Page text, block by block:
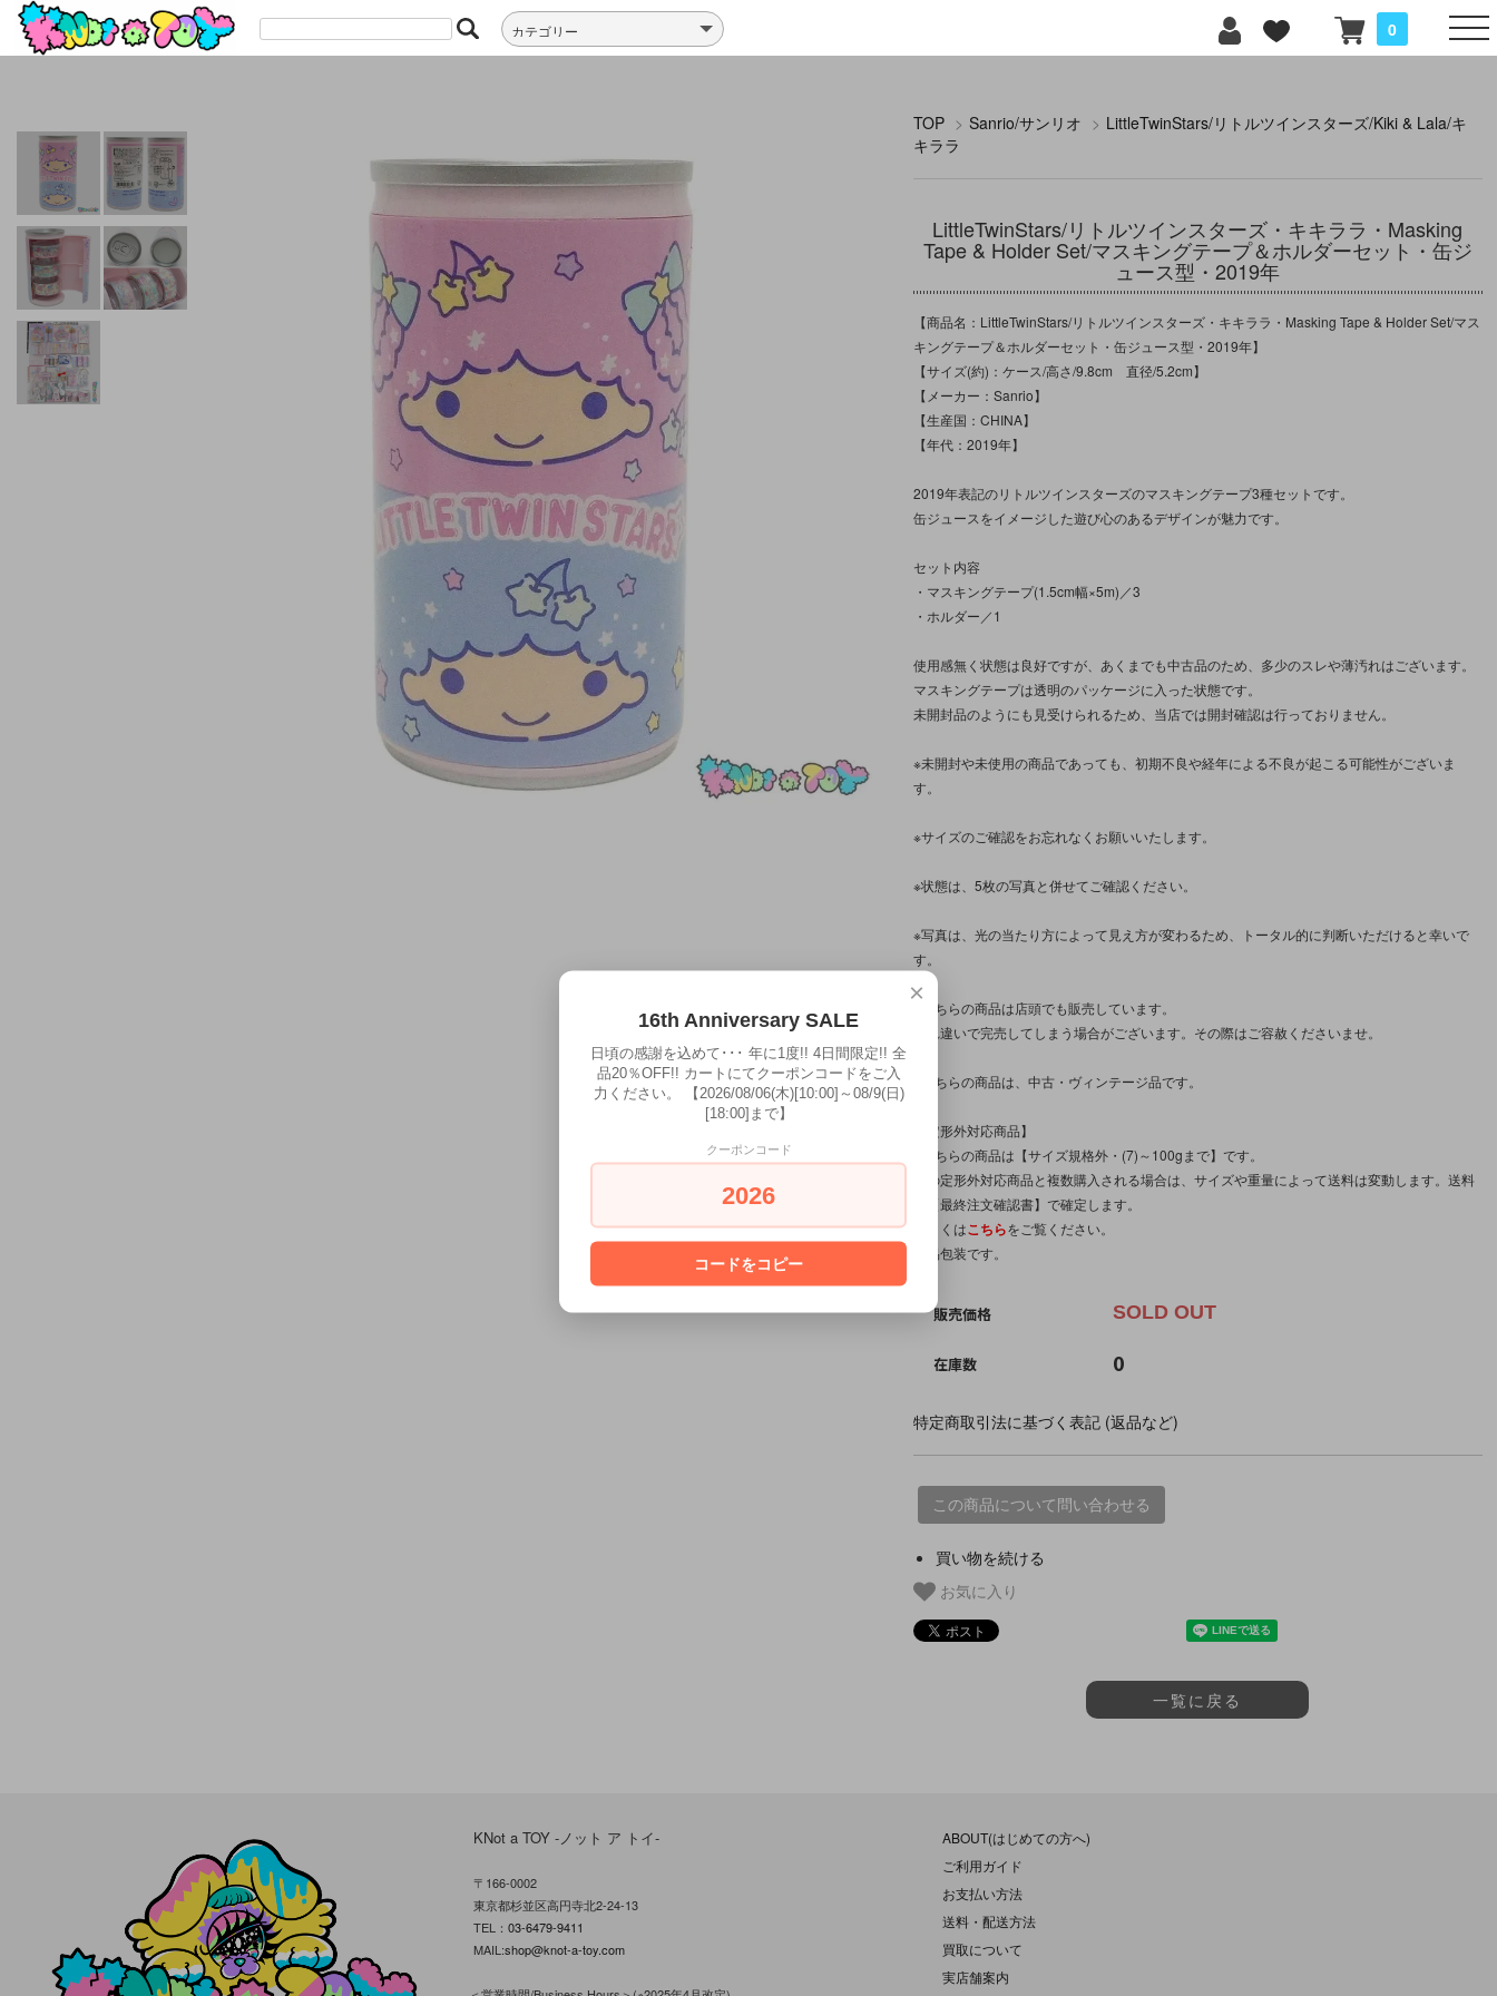
0
TOP > Sanrio/サンリオ > LittleTwinStars/リトルツインスターズ/Kiki & Lala/キ
キララ
LittleTwinStars/リトルツインスターズ・キキララ・Masking
Tape & Holder Set/マスキングテープ＆ホルダーセット・缶ジ
ュース型・2019年
【商品名：LittleTwinStars/リトルツインスターズ・キキララ・Masking Tape & Holder Set/マス
キングテープ＆ホルダーセット・缶ジュース型・2019年】
【サイズ(約)：ケース/高さ/9.8cm 直径/5.2cm】
【メーカー：Sanrio】
【生産国：CHINA】
【年代：2019年】
2019年表記のリトルツインスターズのマスキングテープ3種セットです。
缶ジュースをイメージした遊び心のあるデザインが魅力です。
セット内容
・マスキングテープ(1.5cm幅×5m)／3
・ホルダー／1
使用感無く状態は良好ですが、あくまでも中古品のため、多少のスレや薄汚れはございます。
マスキングテープは透明のパッケージに入った状態です。
未開封品のようにも見受けられるため、当店では開封確認は行っておりません。
※未開封や未使用の商品であっても、初期不良や経年による不良が起こる可能性がございま
す。
※サイズのご確認をお忘れなくお願いいたします。
※状態は、5枚の写真と併せてご確認ください。
※写真は、光の当たり方によって見え方が変わるため、トータル的に判断いただけると幸いで
す。
※こちらの商品は店頭でも販売しています。
入れ違いで完売してしまう場合がございます。その際はご容赦くださいませ。
※こちらの商品は、中古・ヴィンテージ品です。
【定形外対応商品】
※こちらの商品は【サイズ規格外・(7)～100gまで】です。
他の定形外対応商品と複数購入される場合は、サイズや重量によって送料は変動します。送料
は【最終注文確認書】で確定します。
詳しくはこちらをご覧ください。
簡易包装です。
販売価格 SOLD OUT
在庫数 0
特定商取引法に基づく表記 (返品など)
この商品について問い合わせる
買い物を続ける
お気に入り
一覧に戻る
KNot a TOY -ノット ア トイ-
〒166-0002
東京都杉並区高円寺北2-24-13
TEL：03-6479-9411
MAIL:shop@knot-a-toy.com
ABOUT(はじめての方へ)
ご利用ガイド
お支払い方法
送料・配送方法
買取について
実店舗案内
×
16th Anniversary SALE
日頃の感謝を込めて･･･ 年に1度!! 4日間限定!! 全
品20％OFF!! カートにてクーポンコードをご入
力ください。 【2026/08/06(木)[10:00]～08/9(日)
[18:00]まで】
クーポンコード
2026
コードをコピー